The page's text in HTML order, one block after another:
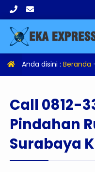
Anda disini : Beranda
Call 0812-
Pindahan
Surabaya